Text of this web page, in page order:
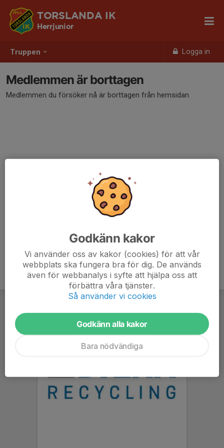
Truppen Logga in
TORSLANDA IK
Herrjunior
Medlemmen är borttagen
Medlemmen du försöker nå är borttagen från hemsidan.
Godkänn kakor
Vi använder oss av kakor (cookies) för att vår
webbplats ska fungera bra för dig. De används
även för webbanalys i syfte att hjälpa oss att
förbättra våra tjänster.
Så använder vi cookies
Godkänn alla kakor
Bara nödvändiga